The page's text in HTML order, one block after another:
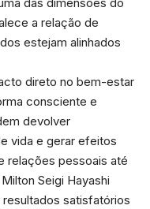
a relação de
estejam alinhados
direto no bem-estar
consciente e
devolver
vida e gerar efeitos
relações pessoais até
Seigi Hayashi
satisfatórios